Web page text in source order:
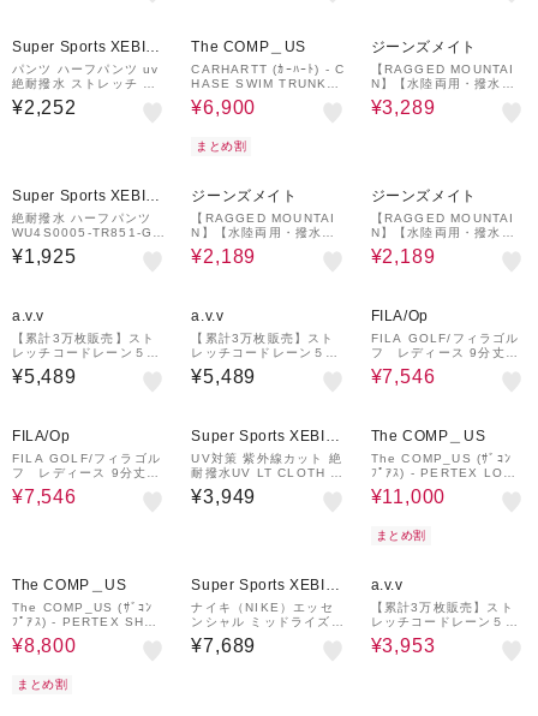
Super Sports XEBIO
&mall店
パンツ ハーフパンツ uv
絶耐撥水 ストレッチ ブ
ラック 黒 STCROSSWU
クロップドパンツ WU4S
¥2,252
The COMP＿US
CARHARTT (ｶｰﾊｰﾄ) - C
HASE SWIM TRUNKS
(ﾁｪｲｽｽｲﾑﾄﾗﾝｸｽ) I03506
2
¥6,900
まとめ割
ジーンズメイト
【RAGGED MOUNTAI
N】【水陸両用・撥水】T
AMWORTH/タムワース
撥水&UVカット ナイロ
¥3,289
Super Sports XEBIO
&mall店
絶耐撥水 ハーフパンツ
WU4S0005-TR851-GR
SD BLK
¥1,925
ジーンズメイト
【RAGGED MOUNTAI
N】【水陸両用・撥水】T
AMWORTH/タムワース
ナイロン バギーショーツ
¥2,189
ジーンズメイト
【RAGGED MOUNTAI
N】【水陸両用・撥水】T
AMWORTH/タムワース
ナイロン バギーショーツ
¥2,189
a.v.v
【累計3万枚販売】スト
レッチコードレーン５ポ
ケットアンクル丈パンツ
【イージーケア/速乾/毛
¥5,489
a.v.v
【累計3万枚販売】スト
レッチコードレーン５ポ
ケットアンクル丈パンツ
【イージーケア/速乾/毛
¥5,489
FILA/Op
FILA GOLF/フィラゴル
フ レディース 9分丈パ
ンツ｜吸汗速乾 / UVカ
ット / 撥水加工 / ストレ
¥7,546
FILA/Op
FILA GOLF/フィラゴル
フ レディース 9分丈パ
ンツ｜吸汗速乾 / UVカ
ット / 撥水加工 / ストレ
¥7,546
Super Sports XEBIO
&mall店
UV対策 紫外線カット 絶
耐撥水UV LT CLOTH ク
ロプトパンツ WU6S002
0-TR852-GRSD NVY
¥3,949
The COMP＿US
The COMP_US (ｻﾞｺﾝ
ﾌﾟｱｽ) - PERTEX LONG
PANTS (ﾊﾟｰﾃｯｸｽﾛﾝｸﾞﾊﾟ
ﾝﾂ) 25SSCU-02PN
¥11,000
まとめ割
The COMP＿US
The COMP_US (ｻﾞｺﾝ
ﾌﾟｱｽ) - PERTEX SHOR
TS (ﾊﾟｰﾃｯｸｽｼｮｰﾂ) 25S
SCU-03PN
¥8,800
まとめ割
Super Sports XEBIO
&mall店
ナイキ（NIKE）エッセ
ンシャル ミッドライズ
オーバーサイズド ウーブ
ン ジョガーパンツ FV76
¥7,689
a.v.v
【累計3万枚販売】スト
レッチコードレーン５ポ
ケット SOUKAIベーシッ
クアンクルパンツ【接触
¥3,953